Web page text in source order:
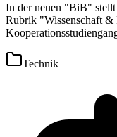
In der neuen "BiB" stellt
Rubrik "Wissenschaft &
Technik